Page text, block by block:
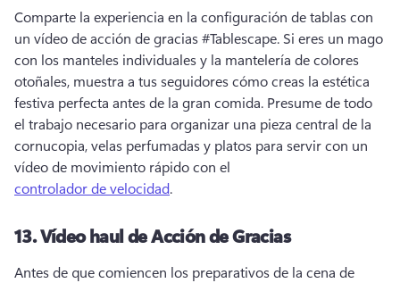
Comparte la experiencia en la configuración de tablas con
un vídeo de acción de gracias #Tablescape. Si eres un mago
con los manteles individuales y la mantelería de colores
otoñales, muestra a tus seguidores cómo creas la estética
festiva perfecta antes de la gran comida. Presume de todo
el trabajo necesario para organizar una pieza central de la
cornucopia, velas perfumadas y platos para servir con un
vídeo de movimiento rápido con el
controlador de velocidad.
13.Vídeo haul de Acción de Gracias
Antes de que comiencen los preparativos de la cena de